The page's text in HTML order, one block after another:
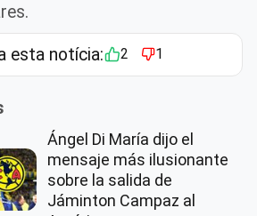
esta notícia: 2 1
Ángel Di María dijo el
mensaje más ilusionante
sobre la salida de
Jáminton Campaz al